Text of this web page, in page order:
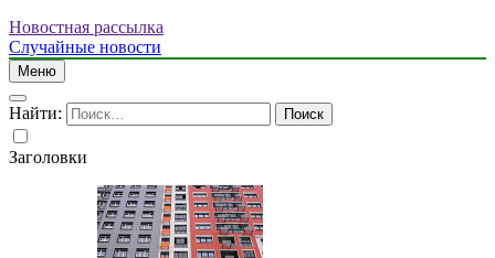
Новостная рассылка
Случайные новости
Меню
Найти:
Заголовки